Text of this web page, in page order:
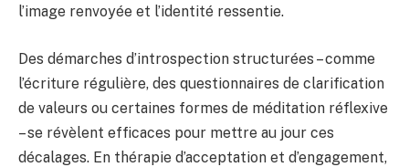
l’image renvoyée et l’identité ressentie.
Des démarches d’introspection structurées – comme
l’écriture régulière, des questionnaires de clarification
de valeurs ou certaines formes de méditation réflexive
– se révèlent efficaces pour mettre au jour ces
décalages. En thérapie d’acceptation et d’engagement,